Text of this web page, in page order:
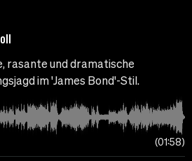
rasante und dramatische
im 'James Bond'-Stil.
01:58